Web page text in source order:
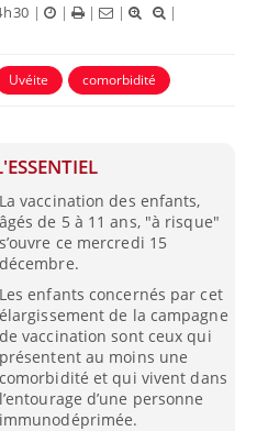
| | | |
|
Uvéite comorbidité
La vaccination des enfants,
âgés de 5 à 11 ans, "à risque"
s’ouvre ce mercredi 15
décembre.
Les enfants concernés par cet
élargissement de la campagne
de vaccination sont ceux qui
présentent au moins une
comorbidité et qui vivent dans
l’entourage d’une personne
immunodéprimée.